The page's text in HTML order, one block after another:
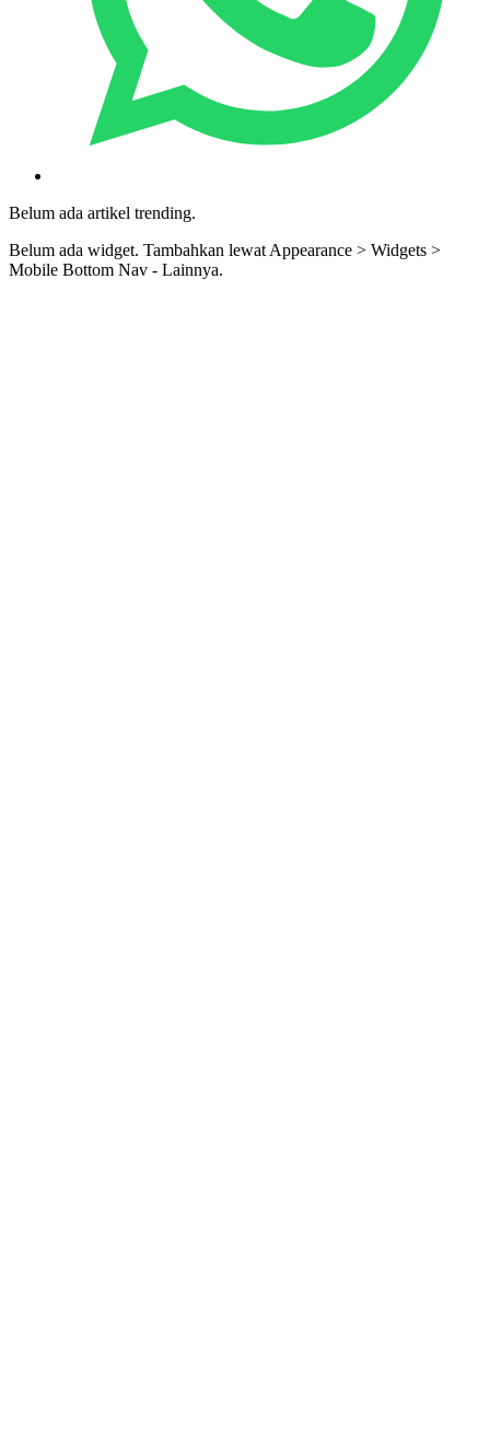
Belum ada artikel trending.
Belum ada widget. Tambahkan lewat Appearance > Widgets >
Mobile Bottom Nav - Lainnya.